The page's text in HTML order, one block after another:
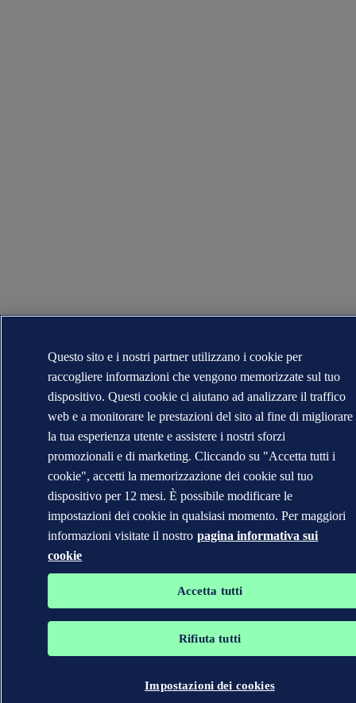
Questo sito e i nostri partner utilizzano i cookie per
raccogliere informazioni che vengono memorizzate sul tuo
dispositivo. Questi cookie ci aiutano ad analizzare il traffico
web e a monitorare le prestazioni del sito al fine di migliorare
la tua esperienza utente e assistere i nostri sforzi
promozionali e di marketing. Cliccando su "Accetta tutti i
cookie", accetti la memorizzazione dei cookie sul tuo
dispositivo per 12 mesi. È possibile modificare le
impostazioni dei cookie in qualsiasi momento. Per maggiori
informazioni visitate il nostro pagina informativa sui
cookie
Accetta tutti
Rifiuta tutti
Impostazioni dei cookies